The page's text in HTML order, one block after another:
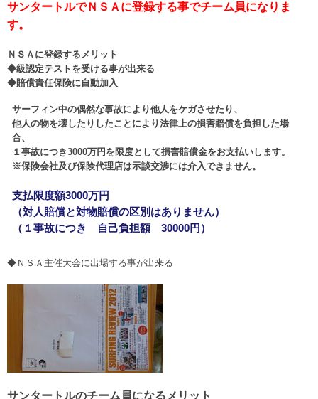
サンタートルでＮＳＡに登録する事でチーム員になりま
す。
ＮＳＡに登録するメリット
◆級認定テストを受ける事が出来る
◆賠償責任保険に自動加入
サーフィン中の偶然な事故により他人をケガさせたり、
他人の物を壊したりしたことにより法律上の損害賠償を負担した場
合、
１事故につき3000万円を限度として損害賠償金をお支払いします。
※保険会社及び保険代理店は示談交渉には介入できません。
支払限度額3000万円
（対人賠償と対物賠償の区別はありません）
（１事故につき 自己負担額 30000円）
◆ＮＳＡ主催大会に出場する事が出来る
サンタートルのチーム員になるメリット